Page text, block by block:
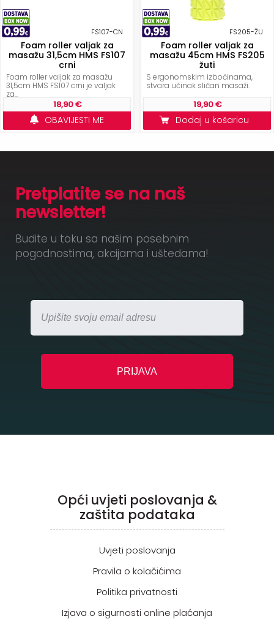
FS107-CN
Foam roller valjak za
masažu 31,5cm HMS FS107
crni
Foam roller valjak za masažu
31,5cm HMS FS107 crni je valjak
za...
18,90 €
OBAVIJESTI ME
FS205-ŽU
Foam roller valjak za
masažu 45cm HMS FS205
žuti
S ergonomskim izbočinama,
stvara učinak sličan masaži.
19,90 €
Dodaj u košaricu
Pretplatite se na naš
newsletter!
Budite u toku sa našim posebnim
pogodnostima, akcijama i uštedama!
Opći uvjeti poslovanja &
zaštita podataka
Uvjeti poslovanja
Pravila o kolačićima
Politika privatnosti
Izjava o sigurnosti online plaćanja